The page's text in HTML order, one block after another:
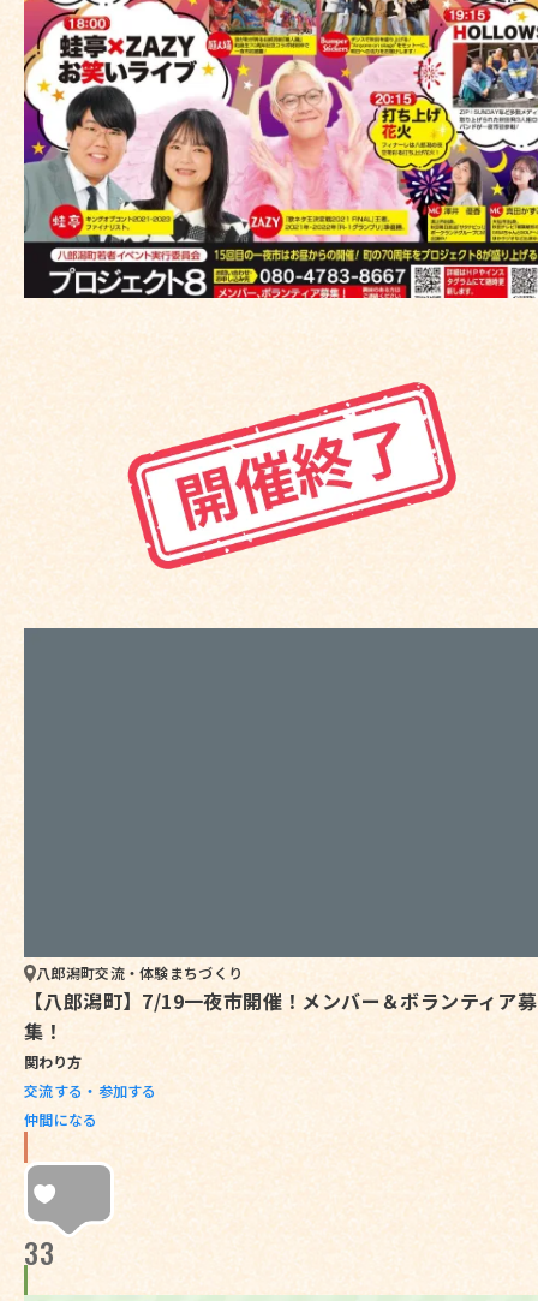
八郎潟町交流・体験まちづくり
【八郎潟町】7/19一夜市開催！メンバー＆ボランティア募
集！
関わり方
交流する・参加する
仲間になる
33